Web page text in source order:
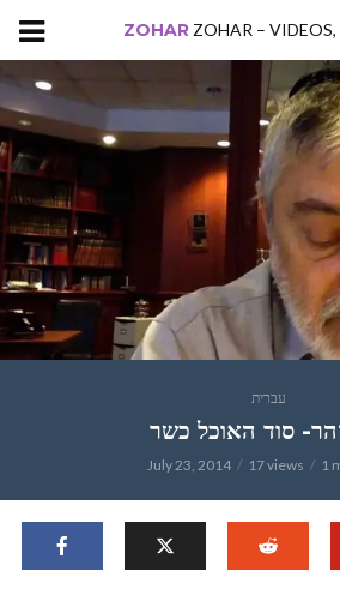
ZOHAR ZOHAR – VIDEOS,
עברית
July 23, 2014 17 views 1